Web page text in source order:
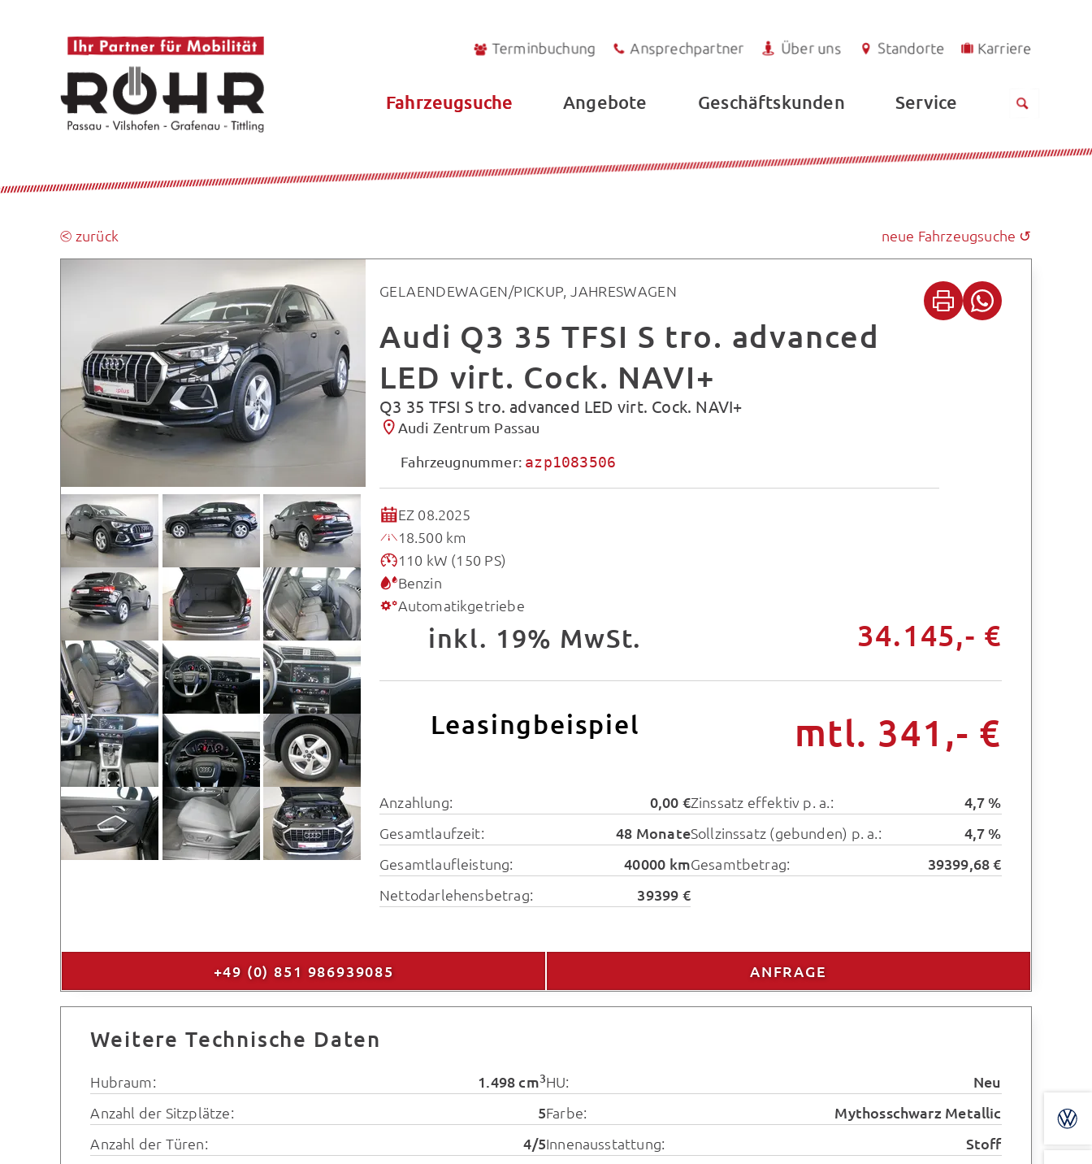
Terminbuchung Ansprechpartner Über uns Standorte Karriere
Fahrzeugsuche Angebote Geschäftskunden Service
⧀ zurück neue Fahrzeugsuche ↺
GELAENDEWAGEN/PICKUP, JAHRESWAGEN
Audi Q3 35 TFSI S tro. advanced
LED virt. Cock. NAVI+
Q3 35 TFSI S tro. advanced LED virt. Cock. NAVI+
Audi Zentrum Passau
Fahrzeugnummer: azp1083506
EZ 08.2025
18.500 km
110 kW (150 PS)
Benzin
Automatikgetriebe
inkl. 19% MwSt. 34.145,- €
Leasingbeispiel mtl. 341,- €
Anzahlung:
0,00 €
Gesamtlaufzeit:
48 Monate
Gesamtlaufleistung:
40000 km
Nettodarlehensbetrag:
39399 €
Zinssatz effektiv p. a.:
4,7 %
Sollzinssatz (gebunden) p. a.:
4,7 %
Gesamtbetrag:
39399,68 €
+49 (0) 851 986939085 ANFRAGE
Weitere Technische Daten
Hubraum: 1.498 cm3
Anzahl der Sitzplätze:
5
Anzahl der Türen:
4/5
HU:
Neu
Farbe:
Mythosschwarz Metallic
Innenausstattung:
Stoff